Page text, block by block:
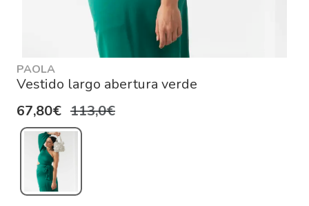
PAOLA
Vestido largo abertura verde
67,80€ 113,0€